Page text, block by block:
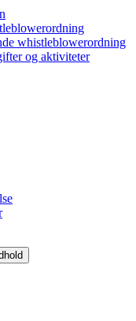
whistleblowerordning
og aktiviteter